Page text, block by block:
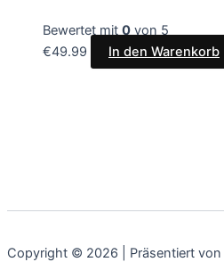
Bewertet mit 0 von 5
€49.99 In den Warenkorb
Copyright © 2026 | Präsentiert von